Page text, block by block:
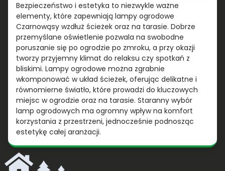
Bezpieczeństwo i estetyka to niezwykle ważne
elementy, które zapewniają lampy ogrodowe
Czarnowąsy wzdłuż ścieżek oraz na tarasie. Dobrze
przemyślane oświetlenie pozwala na swobodne
poruszanie się po ogrodzie po zmroku, a przy okazji
tworzy przyjemny klimat do relaksu czy spotkań z
bliskimi. Lampy ogrodowe można zgrabnie
wkomponować w układ ścieżek, oferując delikatne i
równomierne światło, które prowadzi do kluczowych
miejsc w ogrodzie oraz na tarasie. Staranny wybór
lamp ogrodowych ma ogromny wpływ na komfort
korzystania z przestrzeni, jednocześnie podnosząc
estetykę całej aranżacji.